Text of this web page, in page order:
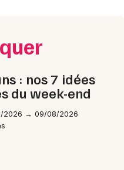
: nos 7 idées
du week-end
2026 → 09/08/2026